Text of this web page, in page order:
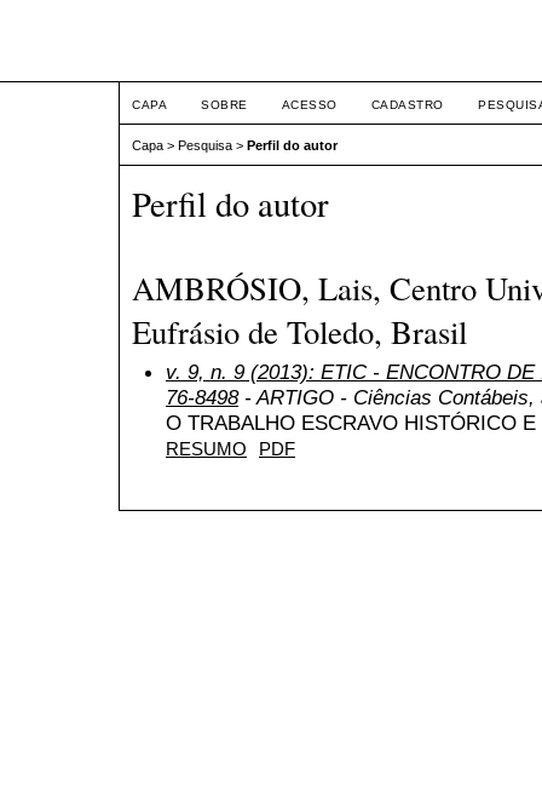
CAPA SOBRE ACESSO CADASTRO
Capa > Pesquisa > Perfil do autor
Perfil do autor
AMBRÓSIO, Lais, Centro
Eufrásio de Toledo, Brasil
v. 9, n. 9 (2013): ETIC - ENCONTRO
76-8498- ARTIGO - Ciências Contábeis,
O TRABALHO ESCRAVO HISTÓRICO
RESUMO PDF